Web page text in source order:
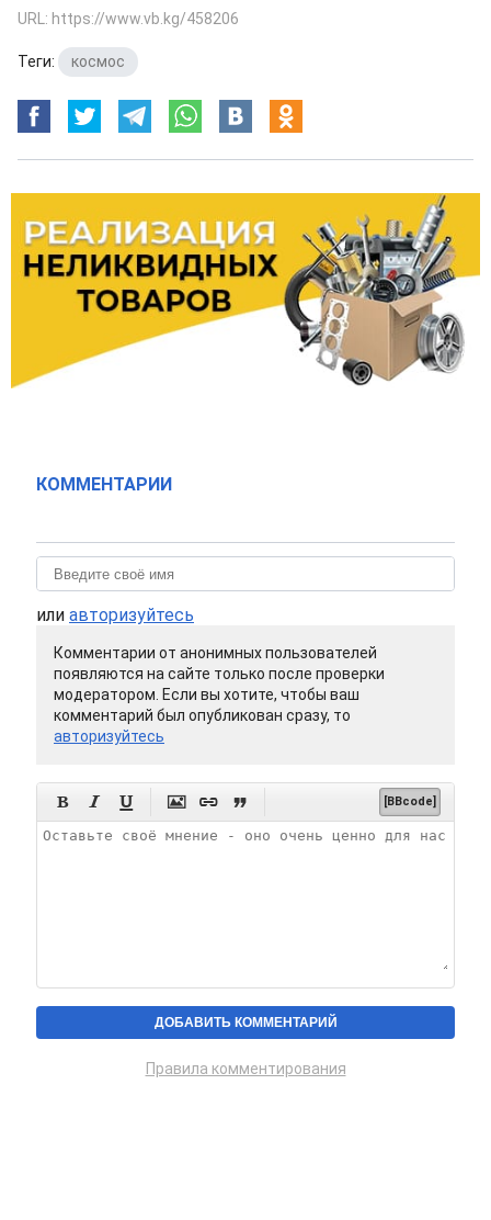
URL: https://www.vb.kg/458206
Теги: космос
КОММЕНТАРИИ
или авторизуйтесь
Комментарии от анонимных пользователей
появляются на сайте только после проверки
модератором. Если вы хотите, чтобы ваш
комментарий был опубликован сразу, то
авторизуйтесь
      [BBcode]
Правила комментирования